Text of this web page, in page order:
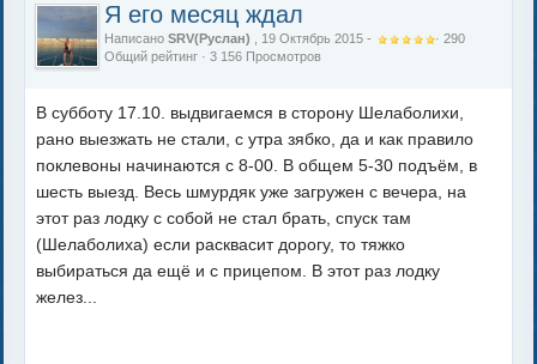
Я его месяц ждал
НаписаноSRV(Руслан) , 19 Октябрь 2015 - ·290
Общий рейтинг · 3 156 Просмотров
В субботу 17.10. выдвигаемся в сторону Шелаболихи,
рано выезжать не стали, с утра зябко, да и как правило
поклевоны начинаются с 8-00. В общем 5-30 подъём, в
шесть выезд. Весь шмурдяк уже загружен с вечера, на
этот раз лодку с собой не стал брать, спуск там
(Шелаболиха) если расквасит дорогу, то тяжко
выбираться да ещё и с прицепом. В этот раз лодку
желез...